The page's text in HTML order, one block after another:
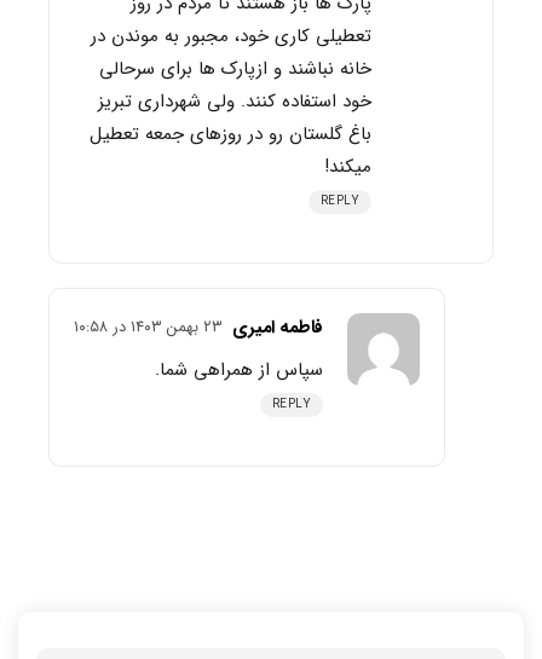
تعطیلی کاری خود، مجبور به موندن در
خانه نباشند و ازپارک ها برای سرحالی
خود استفاده کنند. ولی شهرداری تبریز
باغ گلستان رو در روزهای جمعه تعطیل
میکند!
REPLY
فاطمه امیری ۲۳ بهمن ۱۴۰۳ در ۱۰:۵۸
سپاس از همراهی شما.
REPLY